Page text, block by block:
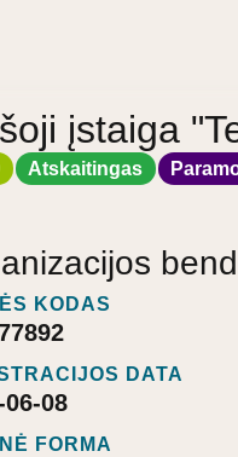
įstaiga
Atskaitingas
KODAS
DATA
06-08
FORMA